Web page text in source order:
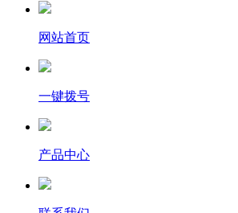
网站首页
一键拨号
产品中心